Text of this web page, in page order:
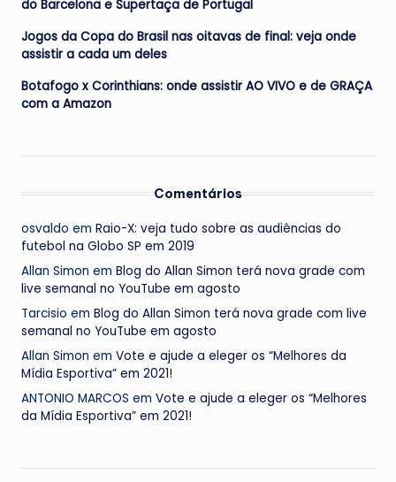
do Barcelona e Supertaça de Portugal
Jogos da Copa do Brasil nas oitavas de final: veja onde
assistir a cada um deles
Botafogo x Corinthians: onde assistir AO VIVO e de GRAÇA
com a Amazon
Comentários
osvaldo em Raio-X: veja tudo sobre as audiências do
futebol na Globo SP em 2019
Allan Simon em Blog do Allan Simon terá nova grade com
live semanal no YouTube em agosto
Tarcisio em Blog do Allan Simon terá nova grade com live
semanal no YouTube em agosto
Allan Simon em Vote e ajude a eleger os “Melhores da
Mídia Esportiva” em 2021!
ANTONIO MARCOS em Vote e ajude a eleger os “Melhores
da Mídia Esportiva” em 2021!